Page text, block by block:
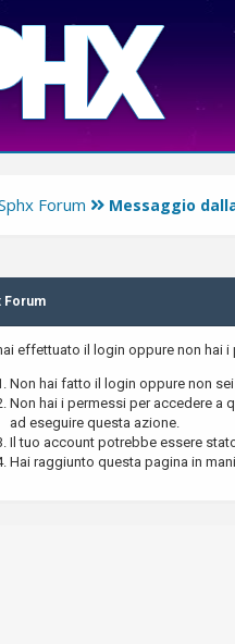
Forum Messaggio
Forum
effettuato il login oppure non hai
Non hai fatto il login oppure non
Non hai i permessi per accedere a
ad eseguire questa azione.
Il tuo account potrebbe essere
Hai raggiunto questa pagina in